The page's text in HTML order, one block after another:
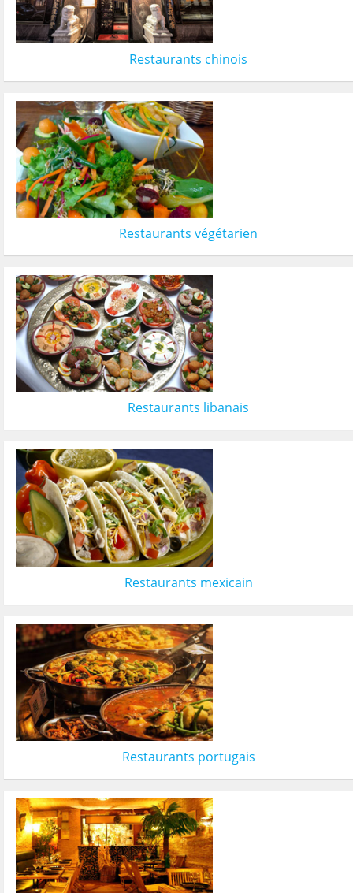
Restaurants chinois
Restaurants végétarien
Restaurants libanais
Restaurants mexicain
Restaurants portugais